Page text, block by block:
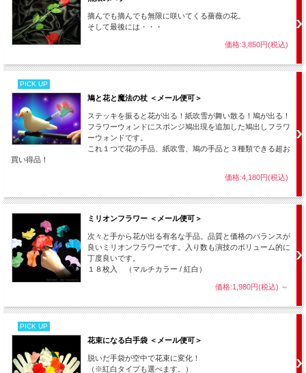
摘んでも摘んでも無限に咲いてくる薔薇の花。
そして最後には・・・
価格:3,850円(税込)
PICK UP
鳩と花と魔法の杖 ＜メール便可＞
ステッキを振ると花が出る！紙吹雪が舞い散る！鳩が出る！
フラワーウォンドにスポンジ鳩出現を追加した鳩出しフラワ
ーウォンドです。
これ１つで花の手品、紙吹雪、鳩の手品と３種類できる超お
買い得品！
価格:4,180円(税込)
ミリオンフラワー ＜メール便可＞
次々と手から花が出る有名な手品。品質と価格のバランスが
良いミリオンフラワーです。入り数も演技のボリューム的に
丁度良いです。
１８枚入 （マルチカラー / 紅白）
価格:1,980円(税込) ～
PICK UP
花束になる白手袋 ＜メール便可＞
脱いだ手袋が空中で花束に変化！
（※紅白タイプも選べます。）